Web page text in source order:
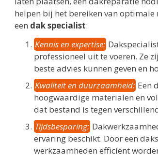
helpen bij het bereiken van
een dak specialist:
Kennis en expertise:
professioneel uit te voeren. Ze
beste advies kunnen geven en
Kwaliteit en duurzaamheid: Een
hoogwaardige materialen en
dat bestand is tegen
Tijdsbesparing:
ervaring beschikt. Door een
werkzaamheden efficiënt